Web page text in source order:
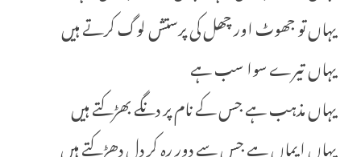
یہاں تو جھوٹ اور چھل کی پرستش لوگ کرتے ہیں
یہاں تیرے سوا سب ہے
یہاں مذہب ہے جس کے نام پر دنگے بھڑکتے ہیں
یہاں ایماں ہے جس سے دور رہ کر دل دھڑکتے ہیں